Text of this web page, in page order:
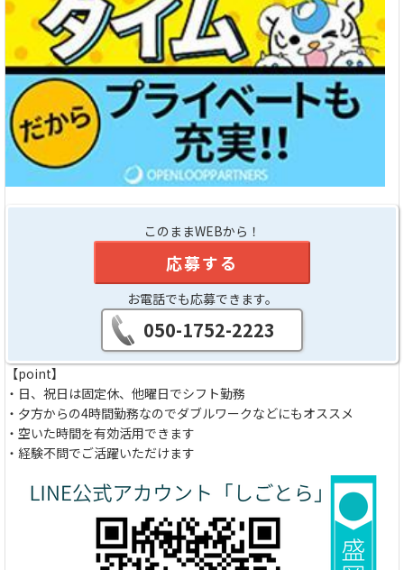
このままWEBから！
応募する
お電話でも応募できます。
050-1752-2223
【point】
・日、祝日は固定休、他曜日でシフト勤務
・夕方からの4時間勤務なのでダブルワークなどにもオススメ
・空いた時間を有効活用できます
・経験不問でご活躍いただけます